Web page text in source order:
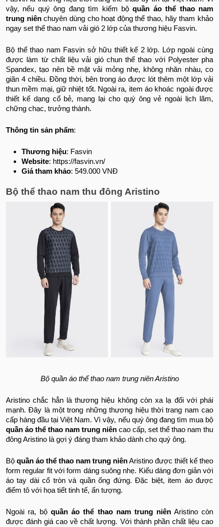
vậy, nếu quý ông đang tìm kiếm bộquần áo thể thao nam
trung niênchuyên dùng cho hoạt động thể thao, hãy tham khảo
ngay set thể thao nam vải gió 2 lớp của thương hiệu Fasvin.
Bộ thể thao nam Fasvin sở hữu thiết kế 2 lớp. Lớp ngoài cùng
được làm từ chất liệu vải gió chun thể thao với Polyester pha
Spandex, tạo nên bề mặt vải mỏng nhẹ, không nhăn nhàu, co
giãn 4 chiều. Đồng thời, bên trong áo được lót thêm một lớp vải
thun mềm mại, giữ nhiệt tốt. Ngoài ra, item áo khoác ngoài được
thiết kế dạng cổ bẻ, mang lại cho quý ông vẻ ngoài lịch lãm,
chững chạc, trưởng thành.
Thông tin sản phẩm:
Thương hiệu: Fasvin
Website: https://fasvin.vn/
Giá tham khảo: 549.000 VNĐ
Bộ thể thao nam thu đông Aristino
Bộ quần áo thể thao nam trung niên Aristino
Aristino chắc hẳn là thương hiệu không còn xa lạ đối với phái
mạnh. Đây là một trong những thương hiệu thời trang nam cao
cấp hàng đầu tại Việt Nam. Vì vậy, nếu quý ông đang tìm mua bộ
quần áo thể thao nam trung niên cao cấp, set thể thao nam thu
đông Aristino là gợi ý đáng tham khảo dành cho quý ông.
Bộ quần áo thể thao nam trung niênAristino được thiết kế theo
form regular fit với form dáng suông nhẹ. Kiểu dáng đơn giản với
áo tay dài cổ tròn và quần ống đứng. Đặc biệt, item áo được
điểm tô với họa tiết tinh tế, ấn tượng.
Ngoài ra, bộquần áo thể thao nam trung niênAristino còn
được đánh giá cao về chất lượng. Với thành phần chất liệu cao